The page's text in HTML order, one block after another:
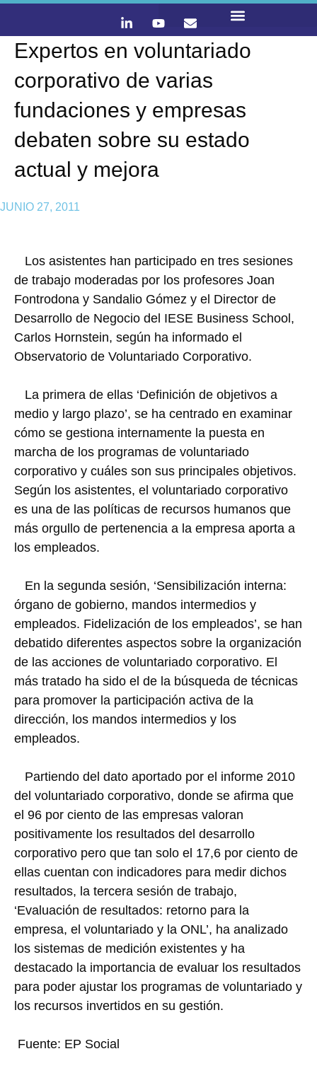
Expertos en voluntariado
corporativo de varias
fundaciones y empresas
debaten sobre su estado
actual y mejora
JUNIO 27, 2011
Los asistentes han participado en tres sesiones
de trabajo moderadas por los profesores Joan
Fontrodona y Sandalio Gómez y el Director de
Desarrollo de Negocio del IESE Business School,
Carlos Hornstein, según ha informado el
Observatorio de Voluntariado Corporativo.
La primera de ellas ‘Definición de objetivos a
medio y largo plazo’, se ha centrado en examinar
cómo se gestiona internamente la puesta en
marcha de los programas de voluntariado
corporativo y cuáles son sus principales objetivos.
Según los asistentes, el voluntariado corporativo
es una de las políticas de recursos humanos que
más orgullo de pertenencia a la empresa aporta a
los empleados.
En la segunda sesión, ‘Sensibilización interna:
órgano de gobierno, mandos intermedios y
empleados. Fidelización de los empleados’, se han
debatido diferentes aspectos sobre la organización
de las acciones de voluntariado corporativo. El
más tratado ha sido el de la búsqueda de técnicas
para promover la participación activa de la
dirección, los mandos intermedios y los
empleados.
Partiendo del dato aportado por el informe 2010
del voluntariado corporativo, donde se afirma que
el 96 por ciento de las empresas valoran
positivamente los resultados del desarrollo
corporativo pero que tan solo el 17,6 por ciento de
ellas cuentan con indicadores para medir dichos
resultados, la tercera sesión de trabajo,
‘Evaluación de resultados: retorno para la
empresa, el voluntariado y la ONL’, ha analizado
los sistemas de medición existentes y ha
destacado la importancia de evaluar los resultados
para poder ajustar los programas de voluntariado y
los recursos invertidos en su gestión.
Fuente: EP Social